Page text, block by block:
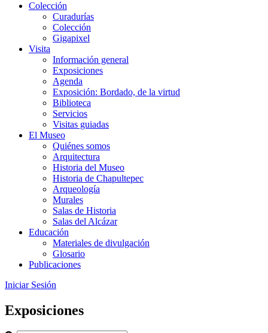
Colección
Curadurías
Colección
Gigapixel
Visita
Información general
Exposiciones
Agenda
Exposición: Bordado, de la virtud
Biblioteca
Servicios
Visitas guiadas
El Museo
Quiénes somos
Arquitectura
Historia del Museo
Historia de Chapultepec
Arqueología
Murales
Salas de Historia
Salas del Alcázar
Educación
Materiales de divulgación
Glosario
Publicaciones
Iniciar Sesión
Exposiciones